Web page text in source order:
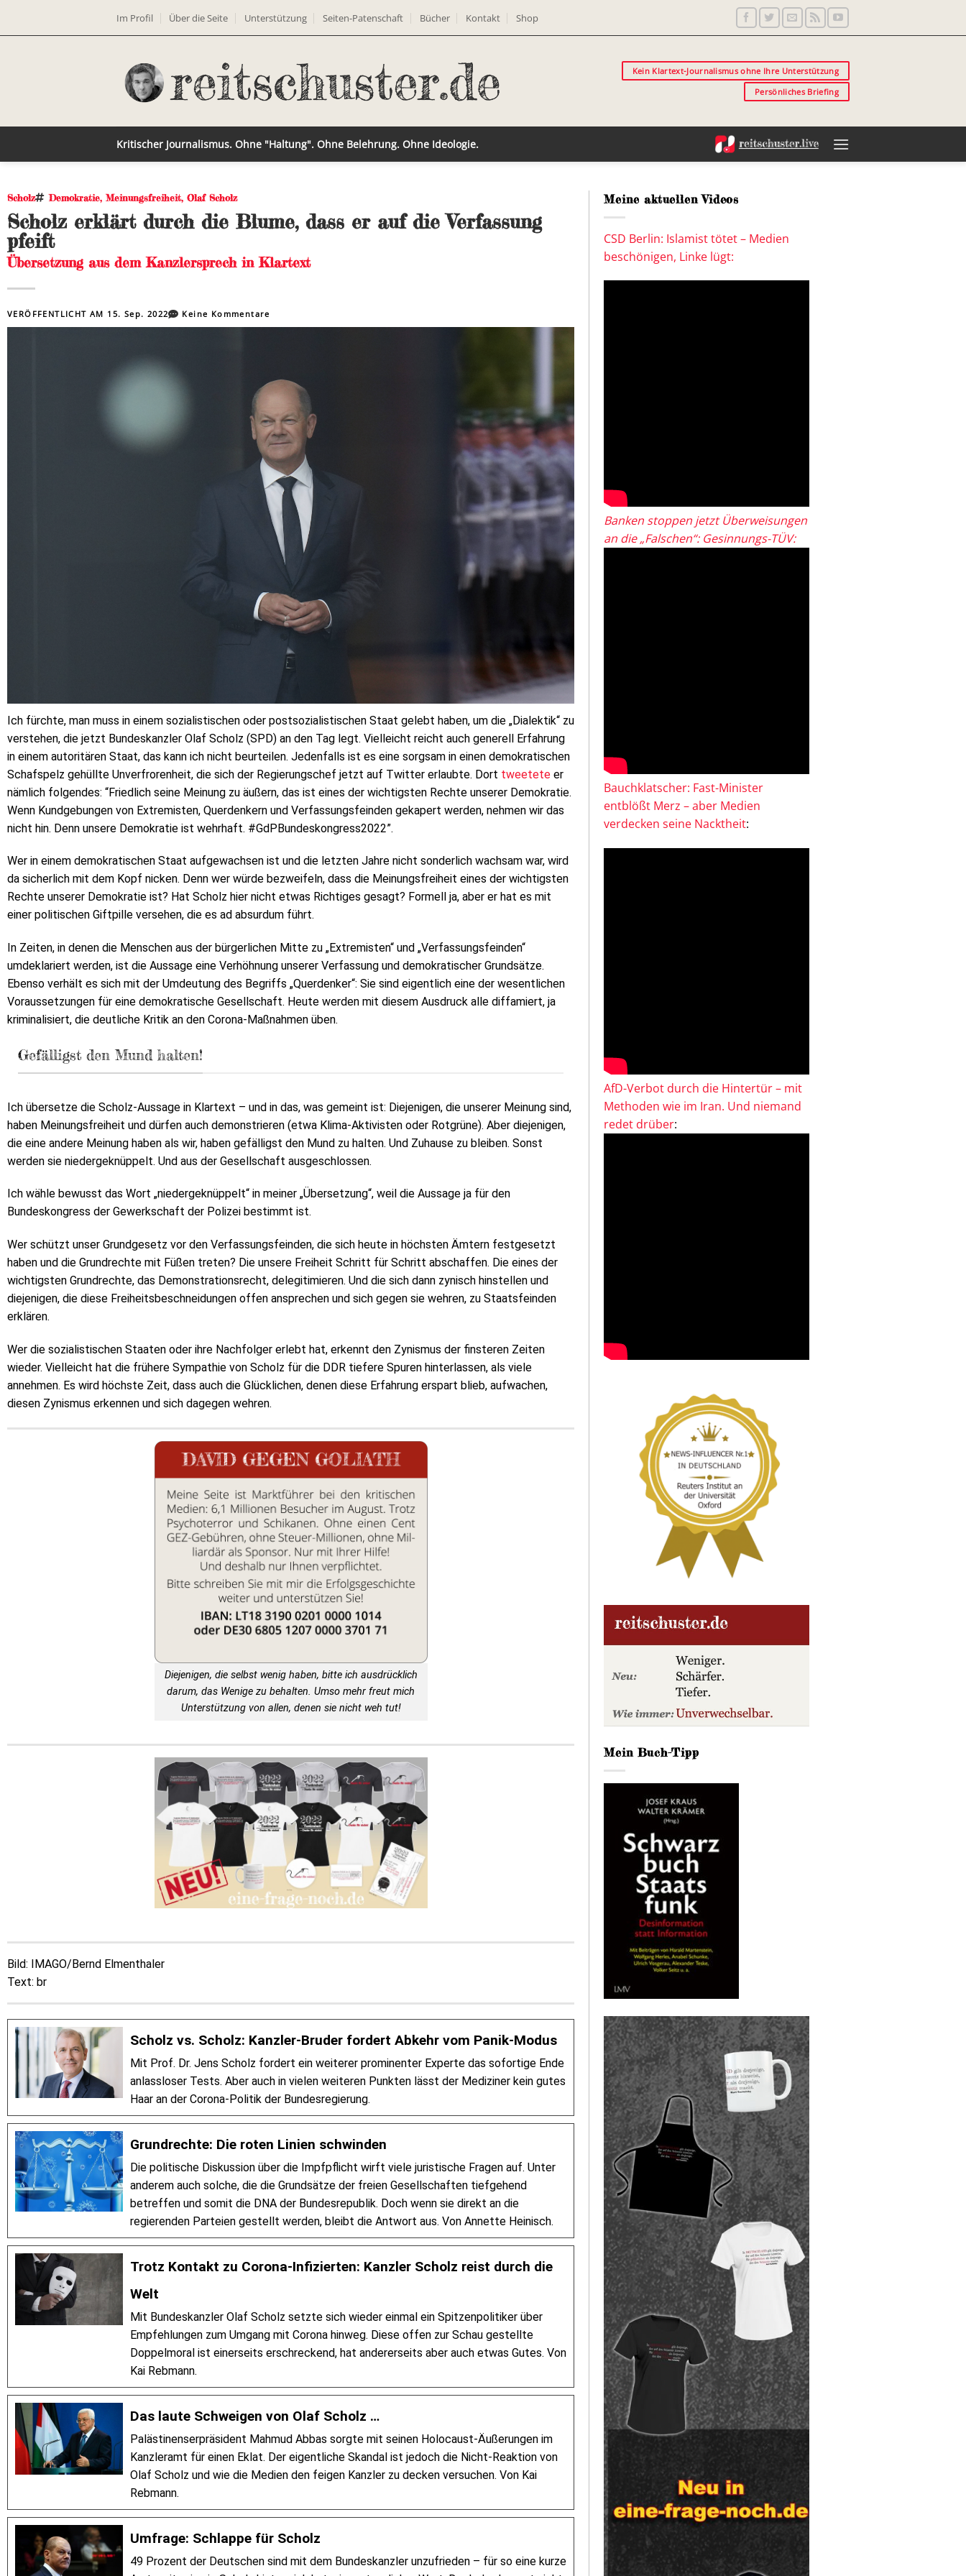
Im Profil Über die Seite Unterstützung Seiten-Patenschaft Bücher Kontakt Shop
Kein Klartext-Journalismus ohne Ihre Unterstützung
Persönliches Briefing
Kritischer Journalismus. Ohne "Haltung". Ohne Belehrung. Ohne Ideologie.
Scholz Demokratie, Meinungsfreiheit, Olaf Scholz
Scholz erklärt durch die Blume, dass er auf die Verfassung
pfeift
Übersetzung aus dem Kanzlersprech in Klartext
VERÖFFENTLICHT AM 15. Sep. 2022 Keine Kommentare
Ich fürchte, man muss in einem sozialistischen oder postsozialistischen Staat gelebt haben, um die „Dialektik“ zu
verstehen, die jetzt Bundeskanzler Olaf Scholz (SPD) an den Tag legt. Vielleicht reicht auch generell Erfahrung
in einem autoritären Staat, das kann ich nicht beurteilen. Jedenfalls ist es eine sorgsam in einen demokratischen
Schafspelz gehüllte Unverfrorenheit, die sich der Regierungschef jetzt auf Twitter erlaubte. Dort tweetete er
nämlich folgendes: “Friedlich seine Meinung zu äußern, das ist eines der wichtigsten Rechte unserer Demokratie.
Wenn Kundgebungen von Extremisten, Querdenkern und Verfassungsfeinden gekapert werden, nehmen wir das
nicht hin. Denn unsere Demokratie ist wehrhaft. #GdPBundeskongress2022”.
Wer in einem demokratischen Staat aufgewachsen ist und die letzten Jahre nicht sonderlich wachsam war, wird
da sicherlich mit dem Kopf nicken. Denn wer würde bezweifeln, dass die Meinungsfreiheit eines der wichtigsten
Rechte unserer Demokratie ist? Hat Scholz hier nicht etwas Richtiges gesagt? Formell ja, aber er hat es mit
einer politischen Giftpille versehen, die es ad absurdum führt.
In Zeiten, in denen die Menschen aus der bürgerlichen Mitte zu „Extremisten“ und „Verfassungsfeinden“
umdeklariert werden, ist die Aussage eine Verhöhnung unserer Verfassung und demokratischer Grundsätze.
Ebenso verhält es sich mit der Umdeutung des Begriffs „Querdenker“: Sie sind eigentlich eine der wesentlichen
Voraussetzungen für eine demokratische Gesellschaft. Heute werden mit diesem Ausdruck alle diffamiert, ja
kriminalisiert, die deutliche Kritik an den Corona-Maßnahmen üben.
Gefälligst den Mund halten!
Ich übersetze die Scholz-Aussage in Klartext – und in das, was gemeint ist: Diejenigen, die unserer Meinung sind,
haben Meinungsfreiheit und dürfen auch demonstrieren (etwa Klima-Aktivisten oder Rotgrüne). Aber diejenigen,
die eine andere Meinung haben als wir, haben gefälligst den Mund zu halten. Und Zuhause zu bleiben. Sonst
werden sie niedergeknüppelt. Und aus der Gesellschaft ausgeschlossen.
Ich wähle bewusst das Wort „niedergeknüppelt“ in meiner „Übersetzung“, weil die Aussage ja für den
Bundeskongress der Gewerkschaft der Polizei bestimmt ist.
Wer schützt unser Grundgesetz vor den Verfassungsfeinden, die sich heute in höchsten Ämtern festgesetzt
haben und die Grundrechte mit Füßen treten? Die unsere Freiheit Schritt für Schritt abschaffen. Die eines der
wichtigsten Grundrechte, das Demonstrationsrecht, delegitimieren. Und die sich dann zynisch hinstellen und
diejenigen, die diese Freiheitsbeschneidungen offen ansprechen und sich gegen sie wehren, zu Staatsfeinden
erklären.
Wer die sozialistischen Staaten oder ihre Nachfolger erlebt hat, erkennt den Zynismus der finsteren Zeiten
wieder. Vielleicht hat die frühere Sympathie von Scholz für die DDR tiefere Spuren hinterlassen, als viele
annehmen. Es wird höchste Zeit, dass auch die Glücklichen, denen diese Erfahrung erspart blieb, aufwachen,
diesen Zynismus erkennen und sich dagegen wehren.
Diejenigen, die selbst wenig haben, bitte ich ausdrücklich
darum, das Wenige zu behalten. Umso mehr freut mich
Unterstützung von allen, denen sie nicht weh tut!
Bild: IMAGO/Bernd Elmenthaler
Text: br
Scholz vs. Scholz: Kanzler-Bruder fordert Abkehr vom Panik-Modus
Mit Prof. Dr. Jens Scholz fordert ein weiterer prominenter Experte das sofortige Ende
anlassloser Tests. Aber auch in vielen weiteren Punkten lässt der Mediziner kein gutes
Haar an der Corona-Politik der Bundesregierung.
Grundrechte: Die roten Linien schwinden
Die politische Diskussion über die Impfpflicht wirft viele juristische Fragen auf. Unter
anderem auch solche, die die Grundsätze der freien Gesellschaften tiefgehend
betreffen und somit die DNA der Bundesrepublik. Doch wenn sie direkt an die
regierenden Parteien gestellt werden, bleibt die Antwort aus. Von Annette Heinisch.
Trotz Kontakt zu Corona-Infizierten: Kanzler Scholz reist durch die
Welt
Mit Bundeskanzler Olaf Scholz setzte sich wieder einmal ein Spitzenpolitiker über
Empfehlungen zum Umgang mit Corona hinweg. Diese offen zur Schau gestellte
Doppelmoral ist einerseits erschreckend, hat andererseits aber auch etwas Gutes. Von
Kai Rebmann.
Das laute Schweigen von Olaf Scholz …
Palästinenserpräsident Mahmud Abbas sorgte mit seinen Holocaust-Äußerungen im
Kanzleramt für einen Eklat. Der eigentliche Skandal ist jedoch die Nicht-Reaktion von
Olaf Scholz und wie die Medien den feigen Kanzler zu decken versuchen. Von Kai
Rebmann.
Umfrage: Schlappe für Scholz
49 Prozent der Deutschen sind mit dem Bundeskanzler unzufrieden – für so eine kurze
Meine aktuellen Videos
CSD Berlin: Islamist tötet – Medien
beschönigen, Linke lügt:
Banken stoppen jetzt Überweisungen
an die „Falschen“: Gesinnungs-TÜV:
Bauchklatscher: Fast-Minister
entblößt Merz – aber Medien
verdecken seine Nacktheit:
AfD-Verbot durch die Hintertür – mit
Methoden wie im Iran. Und niemand
redet drüber:
Mein Buch-Tipp